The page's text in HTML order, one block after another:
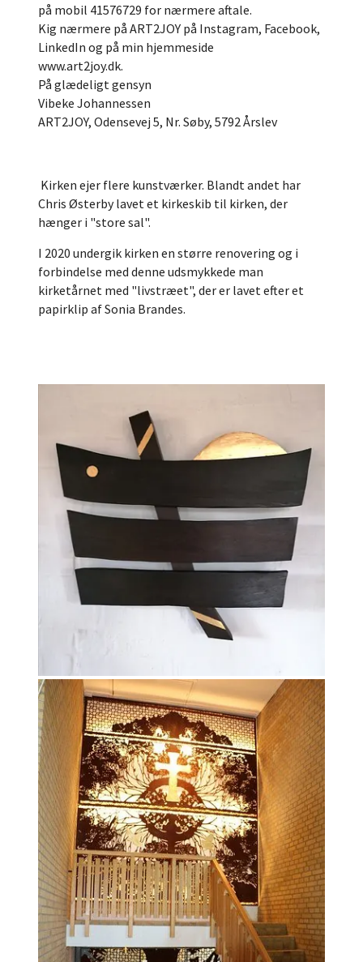
på mobil 41576729 for nærmere aftale.
Kig nærmere på ART2JOY på Instagram, Facebook,
LinkedIn og på min hjemmeside
www.art2joy.dk.
På glædeligt gensyn
Vibeke Johannessen
ART2JOY, Odensevej 5, Nr. Søby, 5792 Årslev
Kirken ejer flere kunstværker. Blandt andet har
Chris Østerby lavet et kirkeskib til kirken, der
hænger i "store sal".
I 2020 undergik kirken en større renovering og i
forbindelse med denne udsmykkede man
kirketårnet med "livstræet", der er lavet efter et
papirklip af Sonia Brandes.